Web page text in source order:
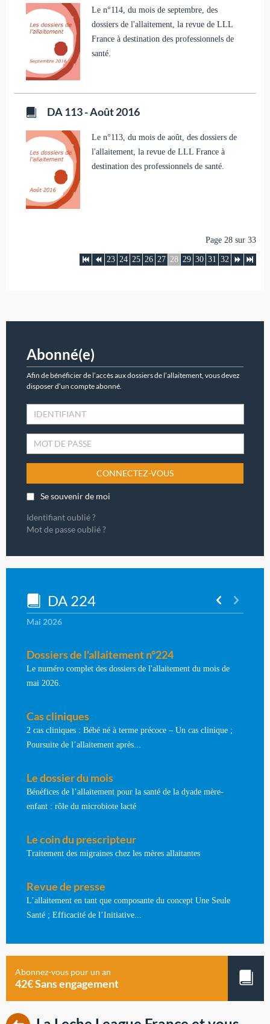
Le n°114, du mois de septembre, des
dossiers de l'allaitement, la revue de LLL
France à destination des professionnels de
santé.
DA 113 - Août 2016
Le n°113, du mois de août, des dossiers de
l'allaitement, la revue de LLL France à
destination des professionnels de santé.
Page 28 sur 33
23 24 25 26 27 28 29 30 31 32
Abonné(e)
Afin de bénéficier de l’accès aux dossiers de l’allaitement, vous devez
disposer d’un compte abonné.
CONNECTEZ-VOUS
Se souvenir de moi
Identifiant oublié ?
Mot de passe oublié ?
DA 224
Mai 2026
Dossiers de l'allaitement n°224
Le numéro complet des dossiers de l'allaitement du mois de
mai 2026.
Cas cliniques
2 cas cliniques : Bébé né à terme précoce – Un cas clinique ;
Poursuite de l’allaitement après...
Le dossier du mois
Bénéfices de l’allaitement pour la santé de la dyade mère-
enfant : rôle du microbiote lacté
Le coin du prescripteur
Traitement des migraines chez les mères allaitantes
Revue de presse
L’allaitement en tant que composante du concept Une Seule
Santé ; Efficacité de l’Initiative...
Abonnez-vous pour un an
42€ Sans engagement